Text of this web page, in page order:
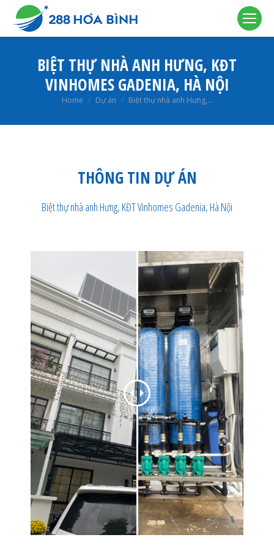
BIỆT THỰ NHÀ ANH HƯNG, KĐT
VINHOMES GADENIA, HÀ NỘI
You are here:
Home Dự án Biệt thự nhà anh Hưng,…
THÔNG TIN DỰ ÁN
Biệt thự nhà anh Hưng, KĐT Vinhomes Gadenia, Hà Nội